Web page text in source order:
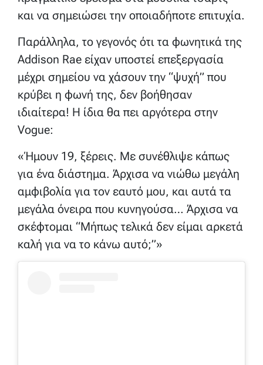
και να σημειώσει την οποιαδήποτε επιτυχία.
Παράλληλα, το γεγονός ότι τα φωνητικά της
Addison Rae είχαν υποστεί επεξεργασία
μέχρι σημείου να χάσουν την “ψυχή” που
κρύβει η φωνή της, δεν βοήθησαν
ιδιαίτερα! Η ίδια θα πει αργότερα στην
Vogue:
«Ήμουν 19, ξέρεις. Με συνέθλιψε κάπως
για ένα διάστημα. Άρχισα να νιώθω μεγάλη
αμφιβολία για τον εαυτό μου, και αυτά τα
μεγάλα όνειρα που κυνηγούσα… Άρχισα να
σκέφτομαι “Μήπως τελικά δεν είμαι αρκετά
καλή για να το κάνω αυτό;”»